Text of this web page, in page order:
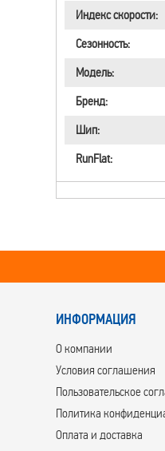
Индекс скорости:
Сезонность:
Модель:
Бренд:
Шип:
RunFlat:
ИНФОРМАЦИЯ
О компании
Условия соглашения
Пользовательское
Политика
Оплата и доставка